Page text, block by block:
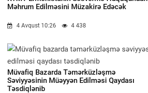
Məhrum Edilməsini Müzakirə Edəcək
4 Avqust 10:26 4 438
Müvafiq Bazarda Təmərküzləşmə
Səviyyəsinin Müəyyən Edilməsi Qaydası
Təsdiqlənib